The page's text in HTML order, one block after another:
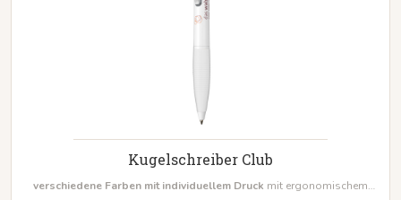
Kugelschreiber Club
verschiedene Farben mit individuellem Druck mit ergonomischem